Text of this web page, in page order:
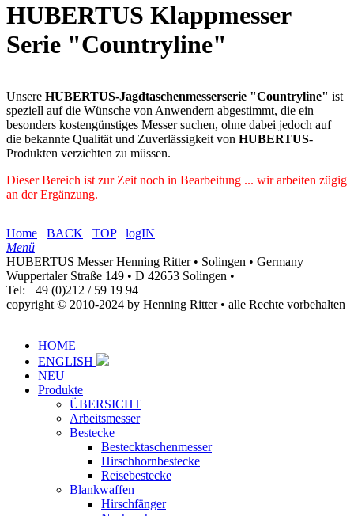
HUBERTUS Klappmesser
Serie "Countryline"
Unsere HUBERTUS-Jagdtaschenmesserserie "Countryline" ist
speziell auf die Wünsche von Anwendern abgestimmt, die ein
besonders kostengünstiges Messer suchen, ohne dabei jedoch auf
die bekannte Qualität und Zuverlässigkeit von HUBERTUS-
Produkten verzichten zu müssen.
Dieser Bereich ist zur Zeit noch in Bearbeitung ... wir arbeiten zügig
an der Ergänzung.
Home BACK TOP
logIN
Menü
HUBERTUS Messer Henning Ritter • Solingen • Germany
Wuppertaler Straße 149 • D 42653 Solingen •
Tel: +49 (0)212 / 59 19 94
copyright © 2010-2024 by Henning Ritter • alle Rechte vorbehalten
HOME
ENGLISH
NEU
Produkte
ÜBERSICHT
Arbeitsmesser
Bestecke
Bestecktaschenmesser
Hirschhornbestecke
Reisebestecke
Blankwaffen
Hirschfänger